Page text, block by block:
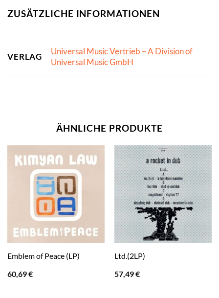
ZUSÄTZLICHE INFORMATIONEN
VERLAG
Universal Music Vertrieb – A Division of
Universal Music GmbH
ÄHNLICHE PRODUKTE
Emblem of Peace (LP)
60,69€
Ltd.(2LP)
57,49€